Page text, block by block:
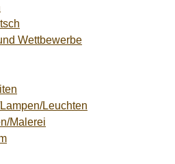
Wettbewerbe
Leuchten
Malerei